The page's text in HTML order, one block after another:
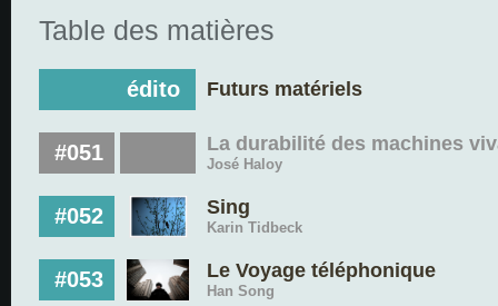
Table des matières
édito Futurs matériels
#051 La durabilité des machines
José Haloy
#052 Sing
Karin Tidbeck
#053 Le Voyage téléphonique
Han Song